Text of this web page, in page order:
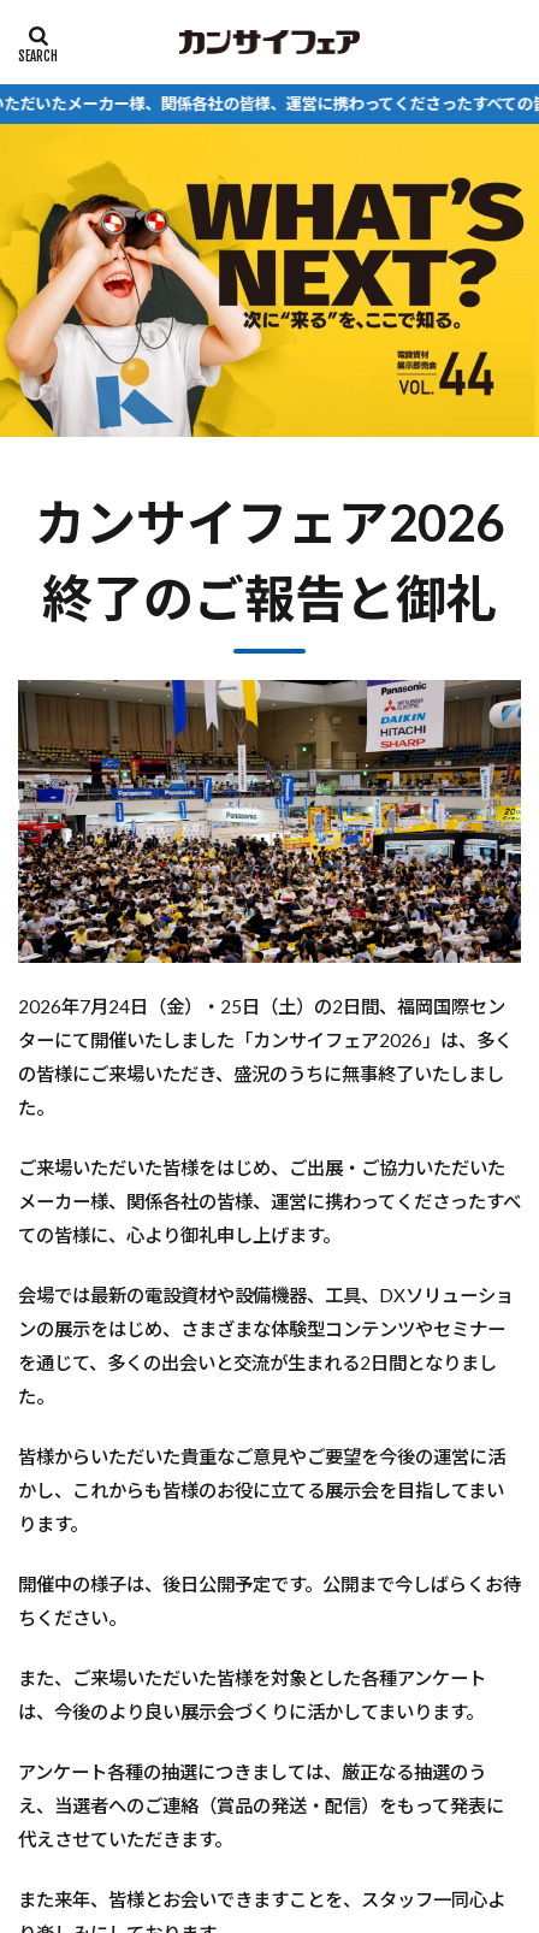
に、心より御礼申し上げます。
カンサイフェア2026
終了のご報告と御礼
2026年7月24日（金）・25日（土）の2日間、福岡国際セン
ターにて開催いたしました「カンサイフェア2026」は、多く
の皆様にご来場いただき、盛況のうちに無事終了いたしまし
た。
ご来場いただいた皆様をはじめ、ご出展・ご協力いただいた
メーカー様、関係各社の皆様、運営に携わってくださったすべ
ての皆様に、心より御礼申し上げます。
会場では最新の電設資材や設備機器、工具、DXソリューショ
ンの展示をはじめ、さまざまな体験型コンテンツやセミナー
を通じて、多くの出会いと交流が生まれる2日間となりまし
た。
皆様からいただいた貴重なご意見やご要望を今後の運営に活
かし、これからも皆様のお役に立てる展示会を目指してまい
ります。
開催中の様子は、後日公開予定です。公開まで今しばらくお待
ちください。
また、ご来場いただいた皆様を対象とした各種アンケート
は、今後のより良い展示会づくりに活かしてまいります。
アンケート各種の抽選につきましては、厳正なる抽選のう
え、当選者へのご連絡（賞品の発送・配信）をもって発表に
代えさせていただきます。
また来年、皆様とお会いできますことを、スタッフ一同心よ
カテゴリー
タグ
DEN-UP DX VR おえかき
こども
デンナップ
電動工具
電気工事、福岡電気工事業協同組合、青年部、おしご
と、キッザニア、高所作業車、日東工業
電気工事会社